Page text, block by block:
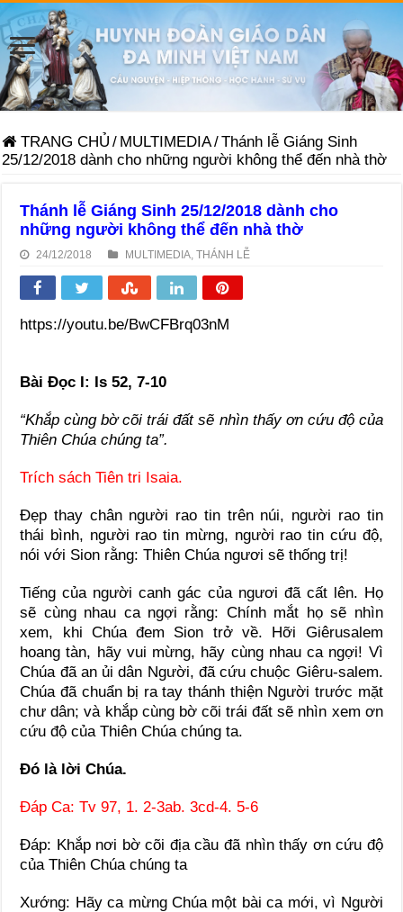
TRANG CHỦ / MULTIMEDIA/Thánh lễ Giáng Sinh
25/12/2018 dành cho những người không thể đến nhà thờ
Thánh lễ Giáng Sinh 25/12/2018 dành cho
những người không thể đến nhà thờ
24/12/2018 MULTIMEDIA ,THÁNH LỄ
https://youtu.be/BwCFBrq03nM
Bài Ðọc I: Is 52, 7-10
“Khắp cùng bờ cõi trái đất sẽ nhìn thấy ơn cứu độ của
Thiên Chúa chúng ta”.
Trích sách Tiên tri Isaia.
Ðẹp thay chân người rao tin trên núi, người rao tin
thái bình, người rao tin mừng, người rao tin cứu độ,
nói với Sion rằng: Thiên Chúa ngươi sẽ thống trị!
Tiếng của người canh gác của ngươi đã cất lên. Họ
sẽ cùng nhau ca ngợi rằng: Chính mắt họ sẽ nhìn
xem, khi Chúa đem Sion trở về. Hỡi Giêrusalem
hoang tàn, hãy vui mừng, hãy cùng nhau ca ngợi! Vì
Chúa đã an ủi dân Người, đã cứu chuộc Giêru-salem.
Chúa đã chuẩn bị ra tay thánh thiện Người trước mặt
chư dân; và khắp cùng bờ cõi trái đất sẽ nhìn xem ơn
cứu độ của Thiên Chúa chúng ta.
Ðó là lời Chúa.
Ðáp Ca: Tv 97, 1. 2-3ab. 3cd-4. 5-6
Ðáp: Khắp nơi bờ cõi địa cầu đã nhìn thấy ơn cứu độ
của Thiên Chúa chúng ta
Xướng: Hãy ca mừng Chúa một bài ca mới, vì Người